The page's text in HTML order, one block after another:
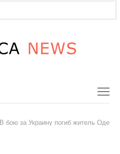
В бою за Украину погиб житель